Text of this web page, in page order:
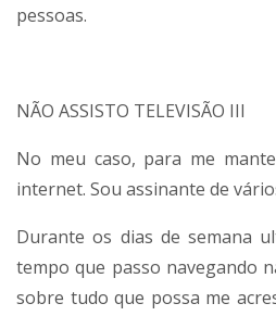
pessoas.
NÃO ASSISTO TELEVISÃO III
No meu caso, para me
internet. Sou assinante de
Durante os dias de semana
tempo que passo navegando
sobre tudo que possa me